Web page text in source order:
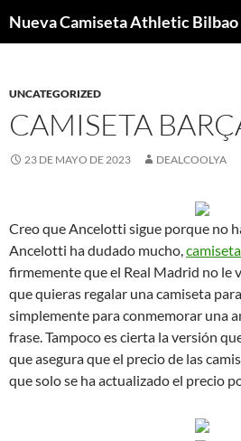
Nueva Camiseta Athletic Bilbao
UNCATEGORIZED
CAMISETA
23 DE MAYO DE 2023 DEALCOOLYA
Creo que Ancelotti sigue porque no
Ancelotti ha dudado mucho,
firmemente que el Real Madrid no le
que quieras regalar una camiseta
simplemente para conmemorar una
frase. Tampoco es cierta la versión
que asegura que el precio de las
que solo se ha actualizado el precio